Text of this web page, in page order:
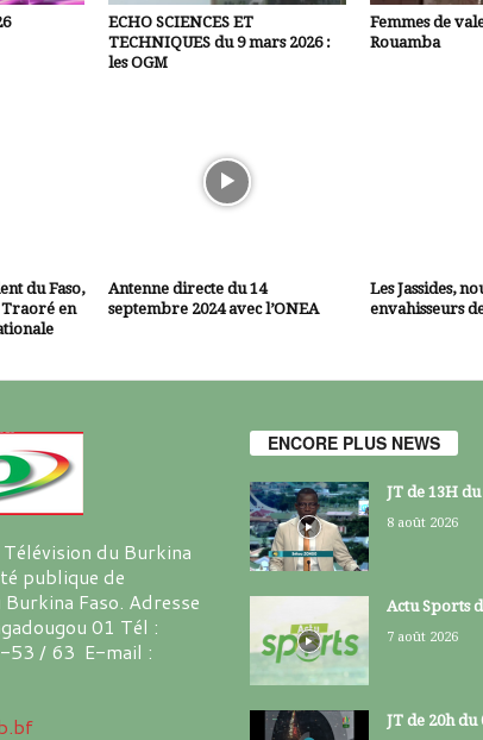
ECHO SCIENCES ET
TECHNIQUES du 9 mars 2026 :
les OGM
Femmes de
Rouamba
du Faso,
en
Antenne directe du 14
septembre 2024 avec l’ONEA
Les Jassides,
envahisseurs
du Burkina
publique de
Faso. Adresse
01 Tél :
/ 63 E-mail :
ENCORE PLUS NEWS
JT de 13H
8 août 2026
Actu Sports
7 août 2026
JT de 20h du